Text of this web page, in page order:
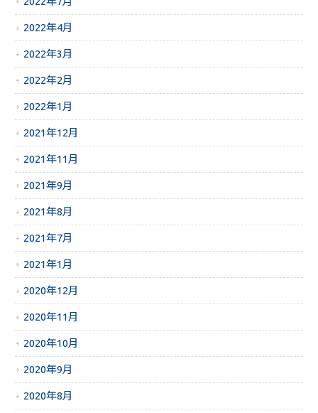
2022年4月
2022年3月
2022年2月
2022年1月
2021年12月
2021年11月
2021年9月
2021年8月
2021年7月
2021年1月
2020年12月
2020年11月
2020年10月
2020年9月
2020年8月